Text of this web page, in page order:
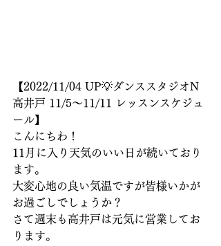
【2022/11/04 UP💡ダンススタジオN
高井戸 11/5〜11/11 レッスンスケジュ
ール】
こんにちわ！
11月に入り天気のいい日が続いており
ます。
大変心地の良い気温ですが皆様いかが
お過ごしでしょうか？
さて週末も高井戸は元気に営業してお
ります。